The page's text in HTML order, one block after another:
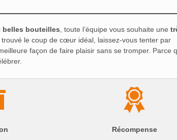
belles bouteilles , toute l’équipe vous souhaite une
le coup de cœur idéal, laissez-vous tenter par
meilleure façon de faire plaisir sans se tromper. Parce
Récompense